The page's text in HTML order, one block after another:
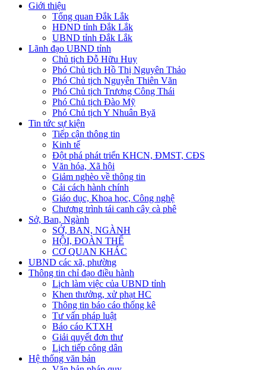
Giới thiệu
Tổng quan Đắk Lắk
HĐND tỉnh Đắk Lắk
UBND tỉnh Đắk Lắk
Lãnh đạo UBND tỉnh
Chủ tịch Đỗ Hữu Huy
Phó Chủ tịch Hồ Thị Nguyên Thảo
Phó Chủ tịch Nguyễn Thiên Văn
Phó Chủ tịch Trương Công Thái
Phó Chủ tịch Đào Mỹ
Phó Chủ tịch Y Nhuân Byă
Tin tức sự kiện
Tiếp cận thông tin
Kinh tế
Đột phá phát triển KHCN, ĐMST, CĐS
Văn hóa, Xã hội
Giảm nghèo về thông tin
Cải cách hành chính
Giáo dục, Khoa học, Công nghệ
Chương trình tái canh cây cà phê
Sở, Ban, Ngành
SỞ, BAN, NGÀNH
HỘI, ĐOÀN THỂ
CƠ QUAN KHÁC
UBND các xã, phường
Thông tin chỉ đạo điều hành
Lịch làm việc của UBND tỉnh
Khen thưởng, xử phạt HC
Thông tin báo cáo thống kê
Tư vấn pháp luật
Báo cáo KTXH
Giải quyết đơn thư
Lịch tiếp công dân
Hệ thống văn bản